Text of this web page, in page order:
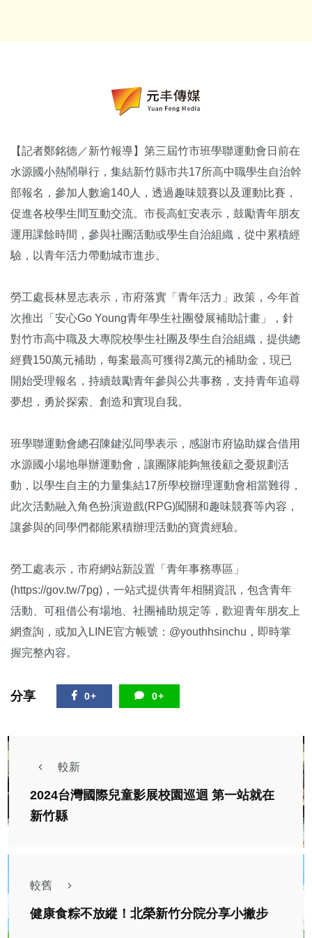
【記者鄭銘德／新竹報導】第三屆竹市班學聯運動會日前在
水源國小熱鬧舉行，集結新竹縣市共17所高中職學生自治幹
部報名，參加人數逾140人，透過趣味競賽以及運動比賽，
促進各校學生間互動交流。市長高虹安表示，鼓勵青年朋友
運用課餘時間，參與社團活動或學生自治組織，從中累積經
驗，以青年活力帶動城市進步。
勞工處長林昱志表示，市府落實「青年活力」政策，今年首
次推出「安心Go Young青年學生社團發展補助計畫」，針
對竹市高中職及大專院校學生社團及學生自治組織，提供總
經費150萬元補助，每案最高可獲得2萬元的補助金，現已
開始受理報名，持續鼓勵青年參與公共事務，支持青年追尋
夢想，勇於探索、創造和實現自我。
班學聯運動會總召陳鍵泓同學表示，感謝市府協助媒合借用
水源國小場地舉辦運動會，讓團隊能夠無後顧之憂規劃活
動，以學生自主的力量集結17所學校辦理運動會相當難得，
此次活動融入角色扮演遊戲(RPG)闖關和趣味競賽等內容，
讓參與的同學們都能累積辦理活動的寶貴經驗。
勞工處表示，市府網站新設置「青年事務專區」
(https://gov.tw/7pg)，一站式提供青年相關資訊，包含青年
活動、可租借公有場地、社團補助規定等，歡迎青年朋友上
網查詢，或加入LINE官方帳號：@youthhsinchu，即時掌
握完整內容。
分享 0+ 0+
較新
2024台灣國際兒童影展校園巡迴 第一站就在
新竹縣
較舊
健康食粽不放縱！北榮新竹分院分享小撇步